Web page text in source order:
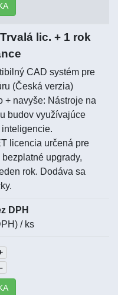
lic. + 1 rok
CAD systém pre
(Česká verzia)
+ navyše: Nástroje na
budov využívajúce
licencia určená pre
upgrady,
rok. Dodáva sa
DPH
/ ks